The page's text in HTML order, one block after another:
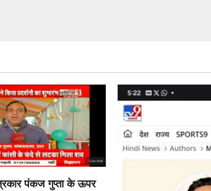
पंकज गुप्ता के ऊपर